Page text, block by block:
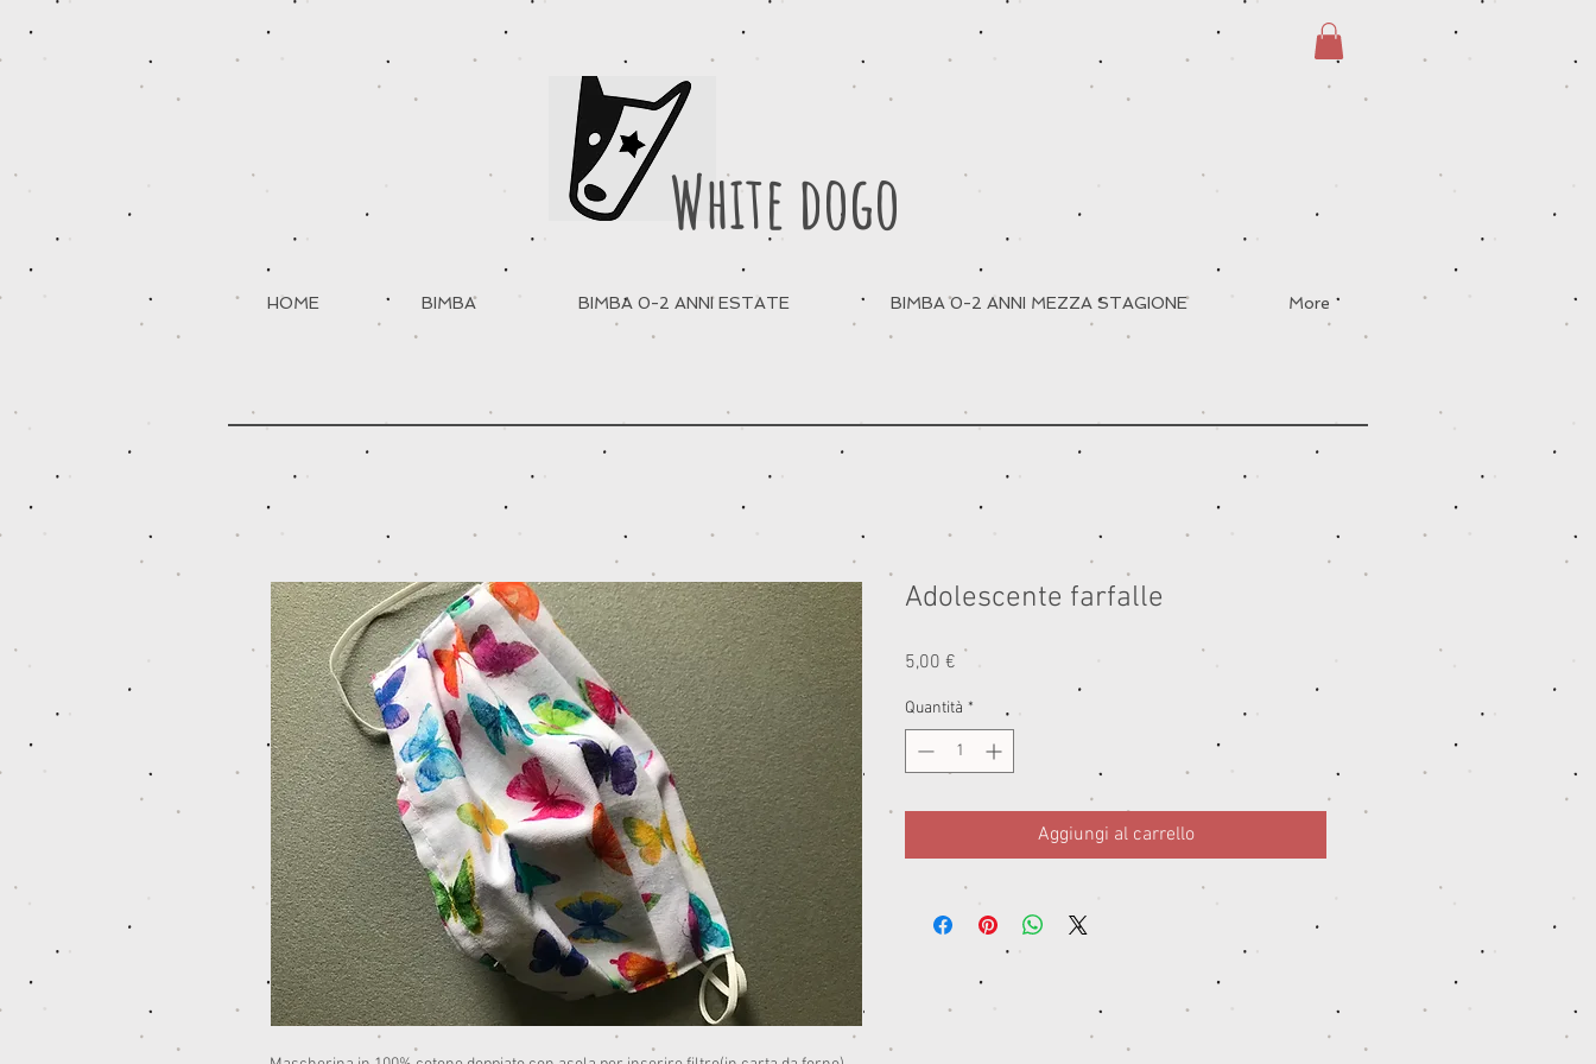
White dogo
HOME BIMBA BIMBA 0-2 ANNI ESTATE BIMBA 0-2 ANNI MEZZA STAGIONE More
Adolescente farfalle
5,00 €
Quantità *
Aggiungi al carrello